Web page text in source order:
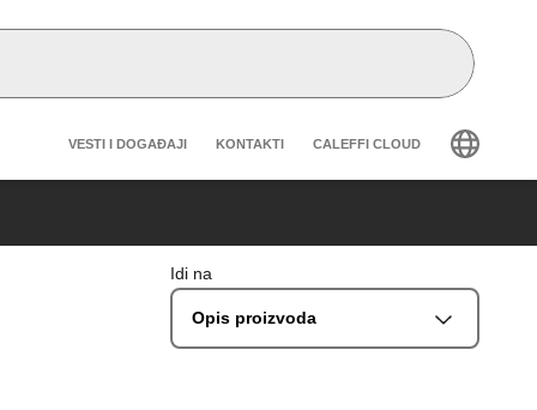
Header secondary navigation
VESTI I DOGAĐAJI KONTAKTI CALEFFI CLOUD
Idi na
Opis proizvoda